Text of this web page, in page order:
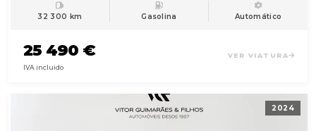
32 300 km Gasolina Automático
25 490 €
IVA incluido
VER VIATURA
2024